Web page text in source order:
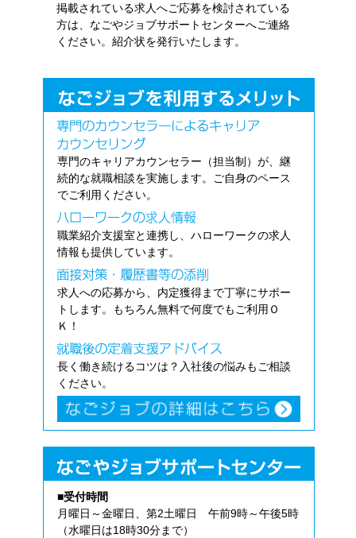
掲載されている求人へご応募を検討されている
方は、なごやジョブサポートセンターへご連絡
ください。紹介状を発行いたします。
専門のキャリアカウンセラー（担当制）が、継
続的な就職相談を実施します。ご自身のペース
でご利用ください。
職業紹介支援室と連携し、ハローワークの求人
情報も提供しています。
求人への応募から、内定獲得まで丁寧にサポー
トします。もちろん無料で何度でもご利用Ｏ
Ｋ！
長く働き続けるコツは？入社後の悩みもご相談
ください。
■受付時間
月曜日～金曜日、第2土曜日 午前9時～午後5時
（水曜日は18時30分まで）